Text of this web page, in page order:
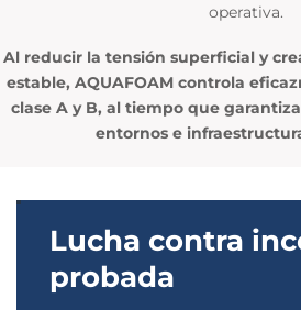
operativa.
Al reducir la tensión superficial y
estable, AQUAFOAM controla
clase A y B, al tiempo que
entornos e
Lucha contra
probada